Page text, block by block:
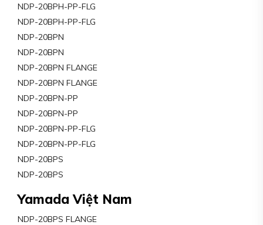
NDP-20BPH-PP-FLG
NDP-20BPH-PP-FLG
NDP-20BPN
NDP-20BPN
NDP-20BPN FLANGE
NDP-20BPN FLANGE
NDP-20BPN-PP
NDP-20BPN-PP
NDP-20BPN-PP-FLG
NDP-20BPN-PP-FLG
NDP-20BPS
NDP-20BPS
Yamada Việt Nam
NDP-20BPS FLANGE